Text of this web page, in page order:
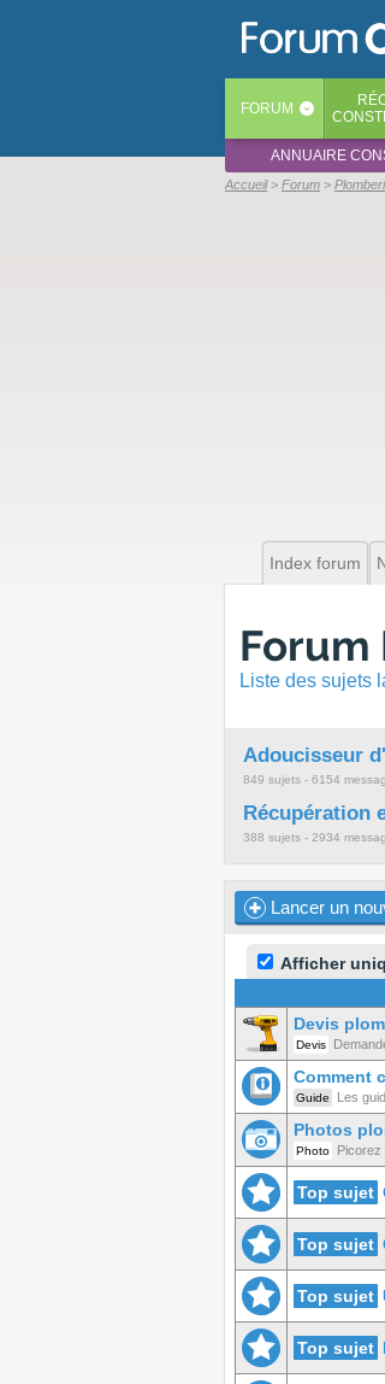
FORUM ‹
ANNUAIRE
Accueil Forum
Index forum
Forum
Liste des sujets
Adoucisseur
849 sujets - 6154
Récupération
388 sujets - 2934
Lancer un
Afficher
Devis
Devis
Comment
Guide Les
Photos
Photo Picorez
Top sujet
Top sujet
Top sujet
Top sujet